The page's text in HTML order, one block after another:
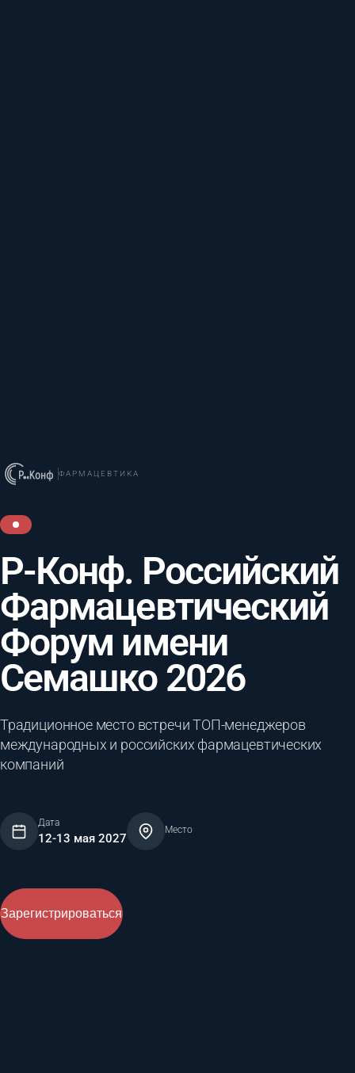
ФАРМАЦЕВТИКА
Р-Конф. Российский
Фармацевтический
Форум имени
Семашко 2026
Традиционное место встречи ТОП-менеджеров
международных и российских фармацевтических
компаний
Дата
12-13 мая 2027
Место
Зарегистрироваться